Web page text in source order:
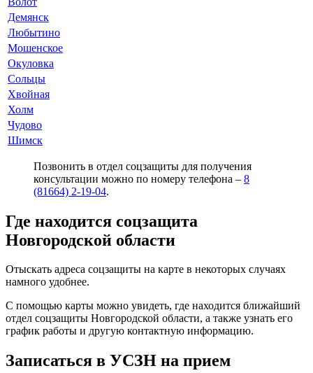
Демянск
Любытино
Мошенское
Окуловка
Сольцы
Хвойная
Холм
Чудово
Шимск
Позвонить в отдел соцзащиты для получения
консультации можно по номеру телефона – 8
(81664) 2-19-04.
Где находится соцзащита
Новгородской области
Отыскать адреса соцзащиты на карте в некоторых случаях
намного удобнее.
С помощью карты можно увидеть, где находится ближайший
отдел соцзащиты Новгородской области, а также узнать его
график работы и другую контактную информацию.
Записаться в УСЗН на прием